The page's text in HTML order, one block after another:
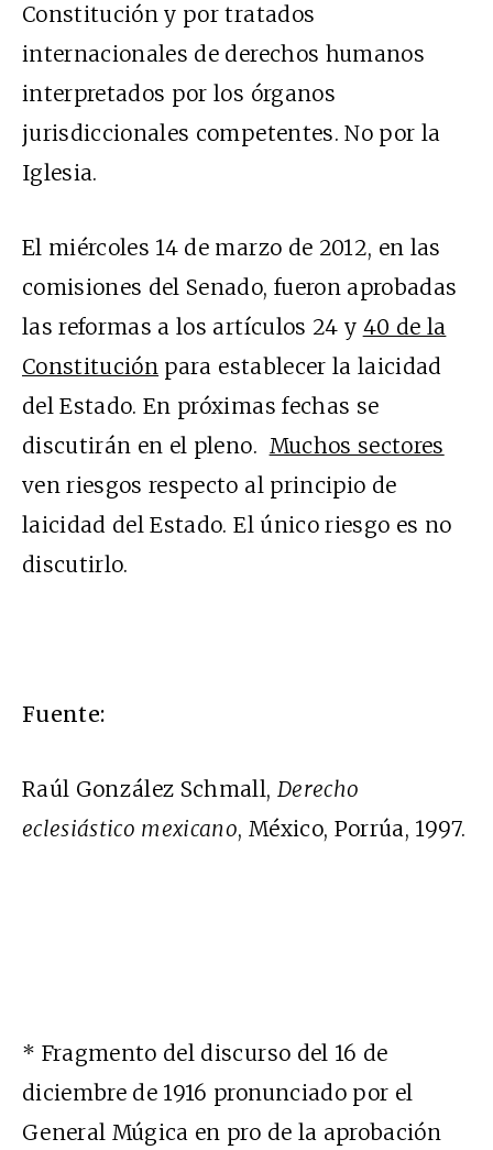
Constitución y por tratados
internacionales de derechos humanos
interpretados por los órganos
jurisdiccionales competentes. No por la
Iglesia.
El miércoles 14 de marzo de 2012, en las
comisiones del Senado, fueron aprobadas
las reformas a los artículos 24 y 40 de la
Constitución para establecer la laicidad
del Estado. En próximas fechas se
discutirán en el pleno. Muchos sectores
ven riesgos respecto al principio de
laicidad del Estado. El único riesgo es no
discutirlo.
Fuente:
Raúl González Schmall, Derecho
eclesiástico mexicano, México, Porrúa, 1997.
* Fragmento del discurso del 16 de
diciembre de 1916 pronunciado por el
General Múgica en pro de la aprobación